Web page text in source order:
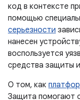
код в контексте
помощью
серьезности
нанесен
воспользуется
средства защиты
О том, как
Защита помогают